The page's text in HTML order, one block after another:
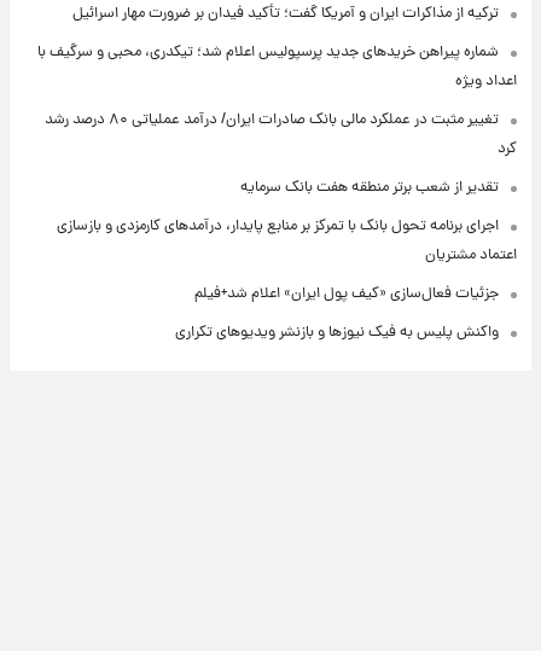
ترکیه از مذاکرات ایران و آمریکا گفت؛ تأکید فیدان بر ضرورت مهار اسرائیل
شماره پیراهن خریدهای جدید پرسپولیس اعلام شد؛ تیکدری، محبی و سرگیف با
اعداد ویژه
تغییر مثبت در عملکرد مالی بانک صادرات ایران/ درآمد عملیاتی ۸۰ درصد رشد
کرد
تقدیر از شعب برتر منطقه هفت بانک سرمایه
اجرای برنامه تحول بانک با تمرکز بر منابع پایدار، درآمدهای کارمزدی و بازسازی
اعتماد مشتریان
جزئیات فعال‌سازی «کیف پول ایران» اعلام شد+فیلم
واکنش پلیس به فیک نیوزها و بازنشر ویدیوهای تکراری